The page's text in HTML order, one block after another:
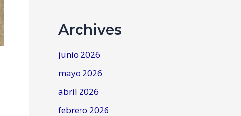
Archives
junio 2026
mayo 2026
abril 2026
febrero 2026